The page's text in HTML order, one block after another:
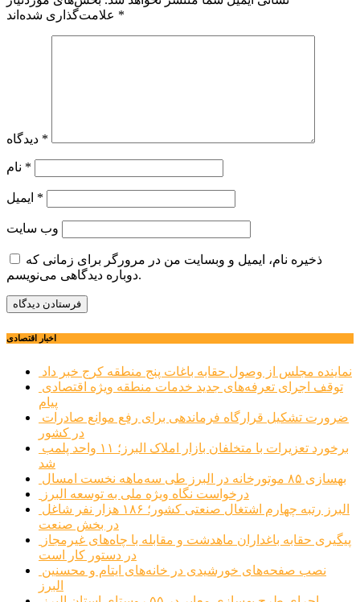
*
*
*
*
وب‌ سایت
ذخیره نام، ایمیل و وبسایت من در مرورگر برای زمانی که
دوباره دیدگاهی می‌نویسم.
اخبار اقتصادی
نماینده مجلس از وصول حقابه باغات پنج منطقه کرج خبر داد
پیام
در کشور
شد
بهسازی ۸۵ موتورخانه در البرز طی سه‌ماهه نخست امسال
درخواست نگاه ویژه ملی به توسعه البرز
در بخش صنعت
در دستور کار است
البرز